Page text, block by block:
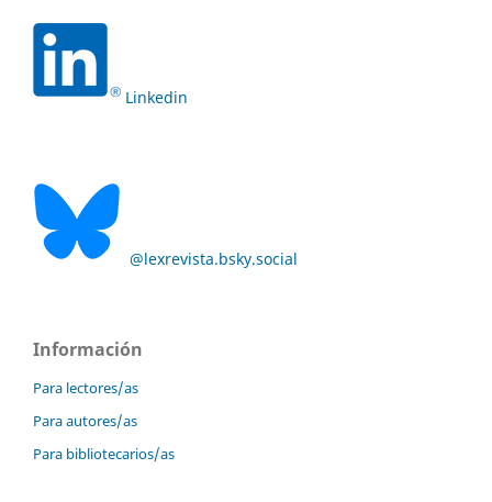
Linkedin
@lexrevista.bsky.social
Información
Para lectores/as
Para autores/as
Para bibliotecarios/as